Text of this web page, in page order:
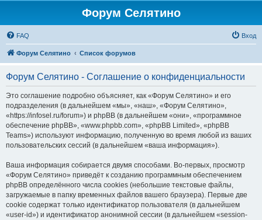
Форум Селятино
FAQ Вход
Форум Селятино Список форумов
Форум Селятино - Соглашение о конфиденциальности
Это соглашение подробно объясняет, как «Форум Селятино» и его
подразделения (в дальнейшем «мы», «наш», «Форум Селятино»,
«https://infosel.ru/forum») и phpBB (в дальнейшем «они», «программное
обеспечение phpBB», «www.phpbb.com», «phpBB Limited», «phpBB
Teams») используют информацию, полученную во время любой из ваших
пользовательских сессий (в дальнейшем «ваша информация»).
Ваша информация собирается двумя способами. Во-первых, просмотр
«Форум Селятино» приведёт к созданию программным обеспечением
phpBB определённого числа cookies (небольшие текстовые файлы,
загружаемые в папку временных файлов вашего браузера). Первые две
cookie содержат только идентификатор пользователя (в дальнейшем
«user-id») и идентификатор анонимной сессии (в дальнейшем «session-